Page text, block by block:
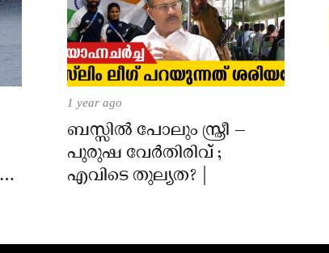
1 year ago
ബസ്സിൽ പോലും സ്ത്രീ –
പുരുഷ വേർതിരിവ് ;
എവിടെ തുല്യത? |